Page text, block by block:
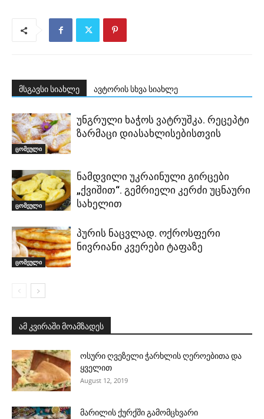
მსგავსი სიახლე ავტორის სხვა სიახლე
ცომეული
უნგრული ხაჭოს ვატრუშკა. რეცეპტი
ზარმაცი დიასახლისებისთვის
ცომეული
ნამდვილი უკრაინული გირცები
„ქვიშით“. გემრიელი კერძი უცნაური
სახელით
ცომეული
პურის ნაცვლად. ოქროსფერი
ნივრიანი კვერები ტაფაზე
ამ კვირაში მოამზადეს
ოსური ღვეზელი ჭარხლის ღეროებითა და
ყველით
August 12, 2019
მარილის ქურქში გამომცხვარი